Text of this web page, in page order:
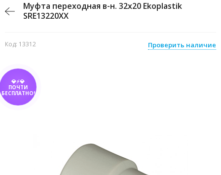
Муфта переходная в-н. 32х20 Ekoplastik
SRE13220XX
Код: 13312 Проверить наличие
💎⚡💎
ПОЧТИ
БЕСПЛАТНО!